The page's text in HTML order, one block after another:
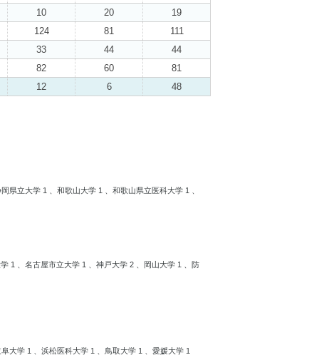
10 20
19
124
81
111
33
44
44
82
60
81
12
6 48
県立大学 1 、和歌山大学 1 、和歌山県立医科大学 1 、
1 、名古屋市立大学 1 、神戸大学 2 、岡山大学 1 、防
大学 1 、浜松医科大学 1 、鳥取大学 1 、愛媛大学 1